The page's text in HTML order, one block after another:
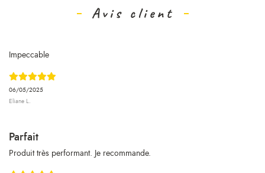
Avis client
06/05/2025
Eliane L.
Impeccable
Parfait
Produit très performant. Je recommande.